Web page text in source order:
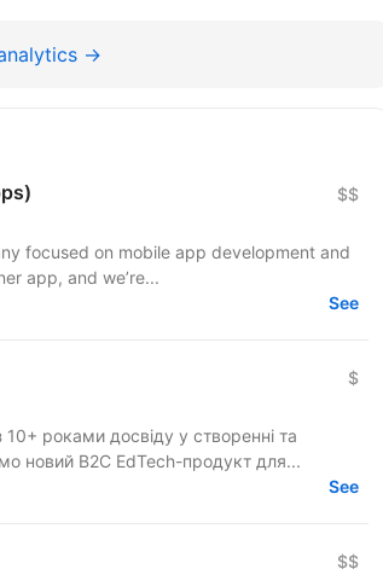
→
$$
focused on mobile app development and
app, and we’re...
See
$
роками досвіду у створенні та
новий B2C EdTech-продукт для...
See
$$